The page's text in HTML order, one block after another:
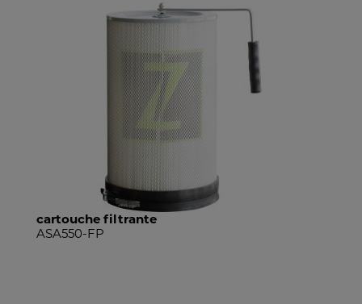
cartouche filtrante
ASA550-FP